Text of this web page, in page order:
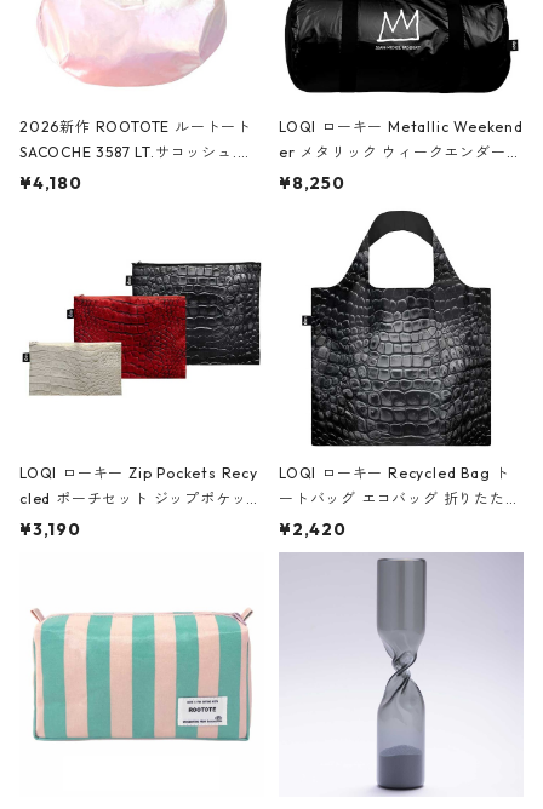
2026新作 ROOTOTE ルートート
SACOCHE 3587 LT.サコッシュ.ル
ミエ-B ショルダーバッグ グロスピ
¥4,180
LOQI ローキー Metallic Weekend
er メタリック ウィークエンダー
ボストンバッグ ショルダーバッグ
Black ジャン=ミッシェル・バスキ
ア/クラウン ブラック
¥8,250
LOQI ローキー Zip Pockets Recy
cled ポーチセット ジップポケット
ファスナーポーチ 撥水加工 トラベ
ーガンディー、オフホワイト
¥3,190
LOQI ローキー Recycled Bag ト
ートバッグ エコバッグ 折りたたみ
大きめ 撥水加工 収納ポーチ CRO
CODILE/Black クロコダイル/ブラ
¥2,420